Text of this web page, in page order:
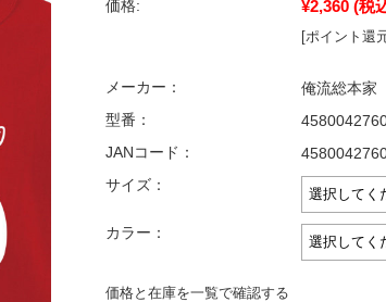
価格: ¥2,360 (税
[ポイント還
メーカー：
俺流総本家
型番：
JANコード：
サイズ：
カラー：
価格と在庫を一覧で確認する